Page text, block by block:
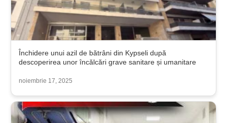
Închidere unui azil de bătrâni din Kypseli după
descoperirea unor încălcări grave sanitare și umanitare
noiembrie 17, 2025